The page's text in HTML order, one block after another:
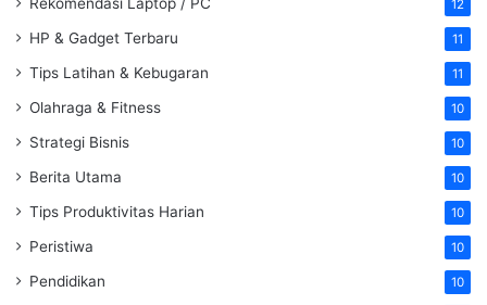
12
HP & Gadget Terbaru 11
Tips Latihan & Kebugaran 11
Olahraga & Fitness 10
Strategi Bisnis 10
Berita Utama 10
Tips Produktivitas Harian 10
Peristiwa 10
Pendidikan 10